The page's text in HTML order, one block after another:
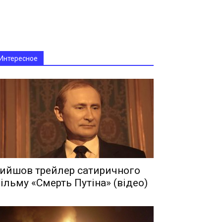
трейлер сатиричного
«Смерть Путіна» (відео)